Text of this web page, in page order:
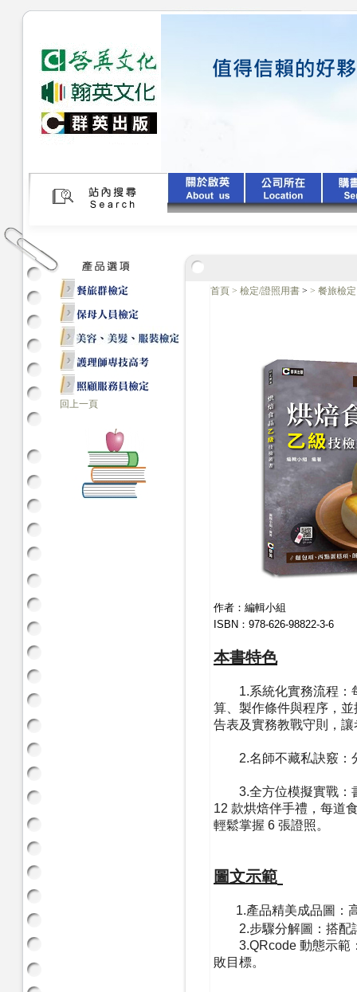
回上一頁
首頁 > 檢定/證照用書 > > 餐旅檢定
作者：編輯小組
ISBN：978-626-98822-3-6
本書特色
1.系統化實務流程：每
算、製作條件與程序，
告表及實務教戰守則，
2.名師不藏私訣竅：分
3.全方位模擬實戰：書
12 款烘焙伴手禮，每道
輕鬆掌握 6 張證照。
圖文示範
1.產品精美成品圖：
2.步驟分解圖：搭配
3.QRcode 動態示範：
敗目標。